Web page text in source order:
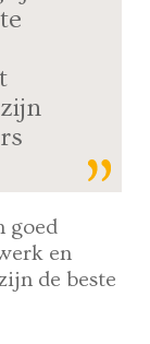
goed
en
de beste